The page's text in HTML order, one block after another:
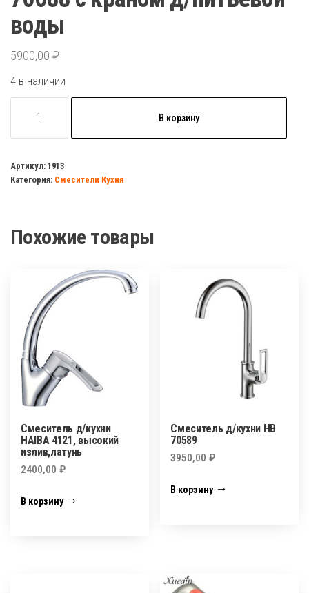
воды
5900,00 ₽
4 в наличии
товара
кухня
HAIBA
краном
питьевой
В корзину
Артикул: 1913
Категория: Смесители Кухня
Похожие товары
Смеситель д/кухни
HAIBA 4121, высокий
излив,латунь
2400,00 ₽
В корзину
Смеситель д/кухни НВ
70589
3950,00₽
В корзину